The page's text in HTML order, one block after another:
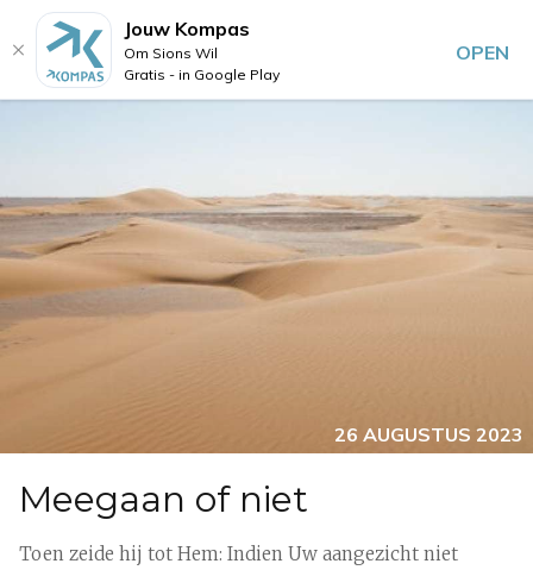
26 AUGUSTUS 2023
Meegaan of niet
Toen zeide hij tot Hem: Indien Uw aangezicht niet
Jouw Kompas
Om Sions Wil
Gratis - in Google Play
OPEN